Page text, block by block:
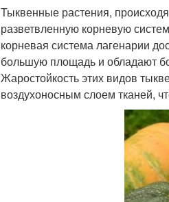
Тыквенные растения,
разветвленную корневую
корневая система лагенарии
большую площадь и обладают
Жаростойкость этих видов
воздухоносным слоем тканей,